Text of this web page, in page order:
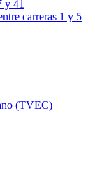
y 41
carreras 1 y 5
(TVEC)